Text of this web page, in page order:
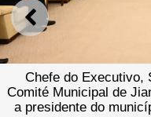
ANTERIOR
Chefe do Executivo,
Comité Municipal de
a presidente do